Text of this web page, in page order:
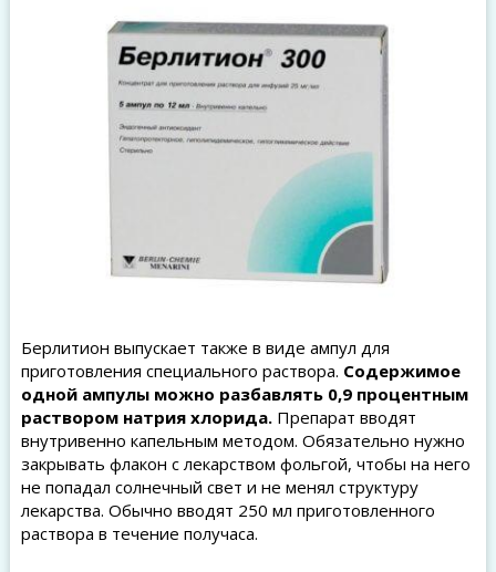
Берлитион выпускает также в виде ампул для
приготовления специального раствора. Содержимое
одной ампулы можно разбавлять 0,9 процентным
раствором натрия хлорида.Препарат вводят
внутривенно капельным методом. Обязательно нужно
закрывать флакон с лекарством фольгой, чтобы на него
не попадал солнечный свет и не менял структуру
лекарства. Обычно вводят 250 мл приготовленного
раствора в течение получаса.